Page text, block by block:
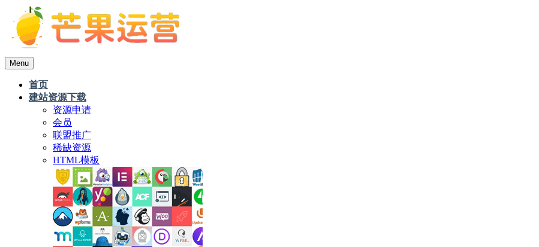
Menu
首页
建站资源下载
资源申请
会员
联盟推广
稀缺资源
HTML模板